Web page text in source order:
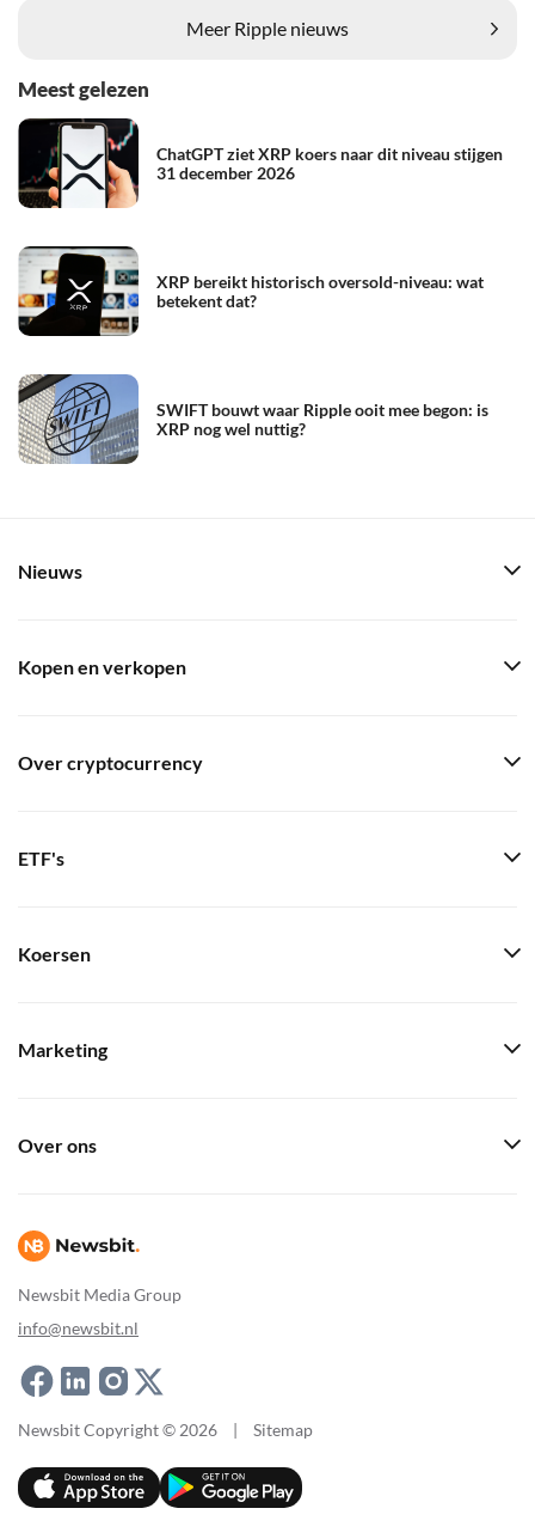
Meer Ripple nieuws
Meest gelezen
ChatGPT ziet XRP koers naar dit niveau stijgen
31 december 2026
XRP bereikt historisch oversold-niveau: wat
betekent dat?
SWIFT bouwt waar Ripple ooit mee begon: is
XRP nog wel nuttig?
Newsbit Media Group
info@newsbit.nl
Nieuws
Kopen en verkopen
Over cryptocurrency
ETF's
Koersen
Marketing
Over ons
Newsbit Copyright © 2026 | Sitemap